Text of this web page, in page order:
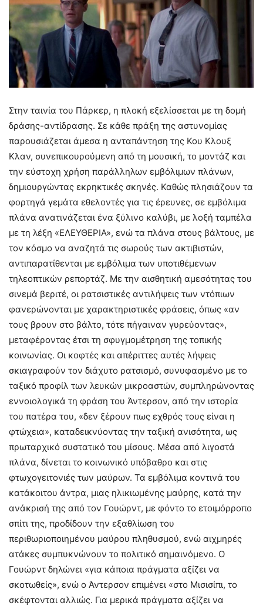
Στην ταινία του Πάρκερ, η πλοκή εξελίσσεται με τη δομή
δράσης-αντίδρασης. Σε κάθε πράξη της αστυνομίας
παρουσιάζεται άμεσα η ανταπάντηση της Κου Κλουξ
Κλαν, συνεπικουρούμενη από τη μουσική, το μοντάζ και
την εύστοχη χρήση παράλληλων εμβόλιμων πλάνων,
δημιουργώντας εκρηκτικές σκηνές. Καθώς πλησιάζουν τα
φορτηγά γεμάτα εθελοντές για τις έρευνες, σε εμβόλιμα
πλάνα ανατινάζεται ένα ξύλινο καλύβι, με λοξή ταμπέλα
με τη λέξη «ΕΛΕΥΘΕΡΙΑ», ενώ τα πλάνα στους βάλτους, με
τον κόσμο να αναζητά τις σωρούς των ακτιβιστών,
αντιπαρατίθενται με εμβόλιμα των υποτιθέμενων
τηλεοπτικών ρεπορτάζ. Με την αισθητική αμεσότητας του
σινεμά βεριτέ, οι ρατσιστικές αντιλήψεις των ντόπιων
φανερώνονται με χαρακτηριστικές φράσεις, όπως «αν
τους βρουν στο βάλτο, τότε πήγαιναν γυρεύοντας»,
μεταφέροντας έτσι τη σφυγμομέτρηση της τοπικής
κοινωνίας. Οι κοφτές και απέριττες αυτές λήψεις
σκιαγραφούν τον διάχυτο ρατσισμό, συνυφασμένο με το
ταξικό προφίλ των λευκών μικροαστών, συμπληρώνοντας
εννοιολογικά τη φράση του Άντερσον, από την ιστορία
του πατέρα του, «δεν ξέρουν πως εχθρός τους είναι η
φτώχεια», καταδεικνύοντας την ταξική ανισότητα, ως
πρωταρχικό συστατικό του μίσους. Μέσα από λιγοστά
πλάνα, δίνεται το κοινωνικό υπόβαθρο και στις
φτωχογειτονιές των μαύρων. Τα εμβόλιμα κοντινά του
κατάκοιτου άντρα, μιας ηλικιωμένης μαύρης, κατά την
ανάκρισή της από τον Γουώρντ, με φόντο το ετοιμόρροπο
σπίτι της, προδίδουν την εξαθλίωση του
περιθωριοποιημένου μαύρου πληθυσμού, ενώ αιχμηρές
ατάκες συμπυκνώνουν το πολιτικό σημαινόμενο. Ο
Γουώρντ δηλώνει «για κάποια πράγματα αξίζει να
σκοτωθείς», ενώ ο Άντερσον επιμένει «στο Μισισίπι, το
σκέφτονται αλλιώς. Για μερικά πράγματα αξίζει να